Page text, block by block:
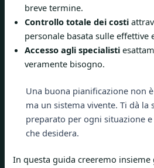
breve termine.
Controllo totale dei costi
personale basata sulle effettive
Accesso agli specialisti
veramente bisogno.
Una buona pianificazione non
ma un sistema vivente. Ti dà la
preparato per ogni situazione
che desidera.
In questa guida creeremo